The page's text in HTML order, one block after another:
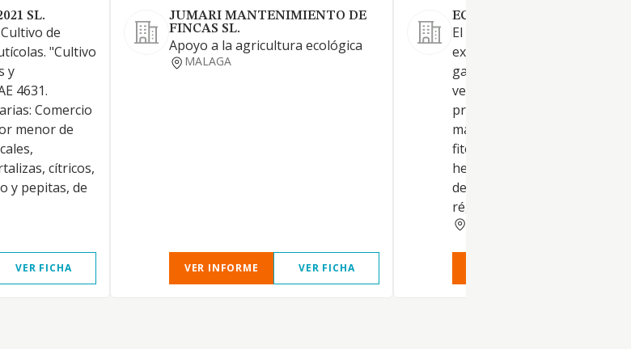
SL.
de
"Cultivo
y
4631.
Comercio
menor de
cítricos,
y pepitas, de
VER FICHA
JUMARI MANTENIMIENTO DE
FINCAS SL.
Apoyo a la agricultura ecológica
MALAGA
VER INFORME VER FICHA
ECOMOLVIZAR SL.
El objeto social será: -Las
explotaciones agrícolas-
ganaderas; el
venta al por mayor y menor
productos agrícolas en
maquinaria, abonos,
fitosanitarios, semillas y
herbicidas; así como la
de fincas rústicas o urbanas,
régimen directo